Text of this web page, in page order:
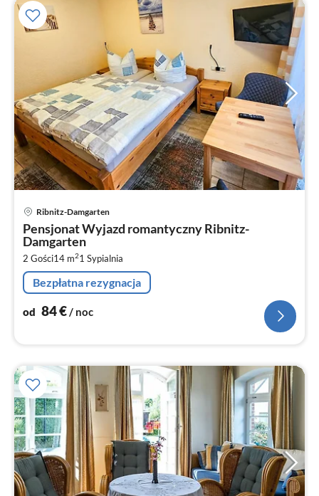
Ribnitz-Damgarten
Pensjonat Wyjazd romantyczny Ribnitz-
Damgarten
2 Gości14 m21 Sypialnia
Bezpłatna rezygnacja
od 84€/ noc